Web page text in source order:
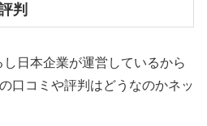
判
日本企業が運営しているから
口コミや評判はどうなのかネッ